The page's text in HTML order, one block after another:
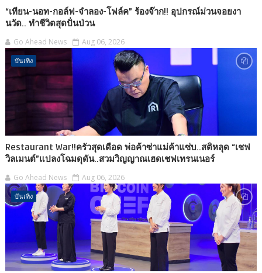
“เทียน-นอท-กอล์ฟ-จำลอง-โฟล์ค” ร้องจ๊าก!! อุปกรณ์ม่วนจอยงา
นวัด.. ทำชีวิตสุดปั่นป่วน
Go Ahead News Aug 06, 2026
บันเทิง
Restaurant War!!ครัวสุดเดือด พ่อค้าซ่าแม่ค้าแซ่บ..สติหลุด “เชฟ
วิลเมนต์”แปลงโฉมดุดัน..สวมวิญญาณเฮดเชฟเทรนเนอร์
Go Ahead News Aug 06, 2026
บันเทิง